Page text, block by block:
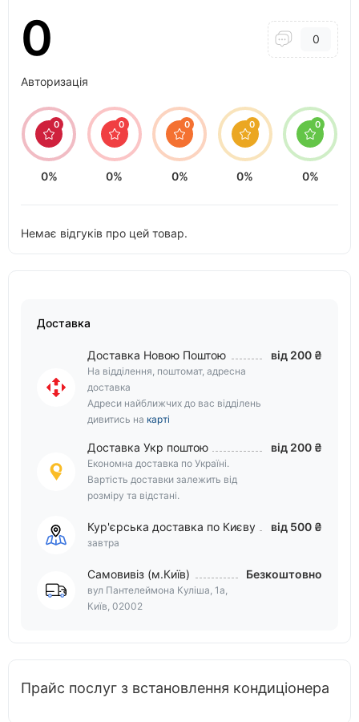
0 0
Авторизація
0
0%
0
0%
0
0%
0
0%
0
0%
Немає відгуків про цей товар.
Доставка
Доставка Новою Поштою
На відділення, поштомат, адресна
доставка
Адреси найближчих до вас відділень
дивитись на карті
від 200 ₴
Доставка Укр поштою
Економна доставка по Україні.
Вартість доставки залежить від
розміру та відстані.
від 200 ₴
Кур'єрська доставка по Києву
завтра
від 500 ₴
Самовивіз (м.Київ)
вул Пантелеймона Куліша, 1а,
Київ, 02002
Безкоштовно
Прайс послуг з встановлення кондиціонера